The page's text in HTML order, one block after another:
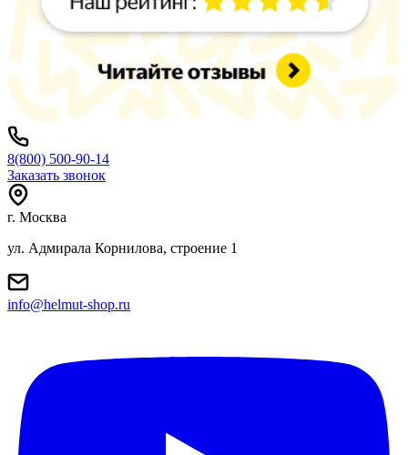
8(800) 500-90-14
Заказать звонок
г. Москва
ул. Адмирала Корнилова, строение 1
info@helmut-shop.ru